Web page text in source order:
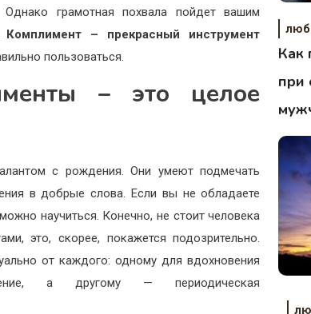
грамотная похвала пойдет вашим
Комплимент – прекрасный инструмент
пользоваться.
– это целое
с рождения. Они умеют подмечать
в добрые слова. Если вы не обладаете
научиться. Конечно, не стоит человека
это, скорее, покажется подозрительно.
от каждого: одному для вдохновения
а другому — периодическая
Как
при